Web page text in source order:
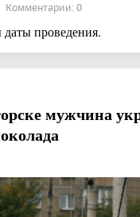
Комментарии: 0
проведения.
мужчина